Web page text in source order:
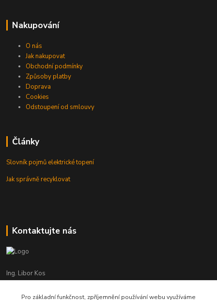
Nakupování
O nás
Jak nakupovat
Obchodní podmínky
Způsoby platby
Doprava
Cookies
Odstoupení od smlouvy
Články
Slovník pojmů elektrické topení
Jak správně recyklovat
Kontaktujte nás
Ing. Libor Kos
+420 601 555 225
(Po-Pá: 8-17:00 hod.)
Pro základní funkčnost, zpříjemnění používání webu využíváme